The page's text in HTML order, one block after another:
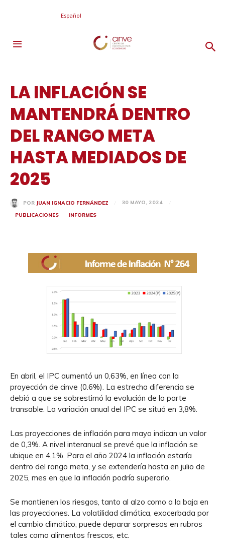
Español
LA INFLACIÓN SE
MANTENDRÁ DENTRO
DEL RANGO META
HASTA MEDIADOS DE
2025
POR JUAN IGNACIO FERNÁNDEZ
30 MAYO, 2024
PUBLICACIONES
INFORMES
En abril, el IPC aumentó un 0,63%, en línea con la
proyección de cinve (0.6%). La estrecha diferencia se
debió a que se sobrestimó la evolución de la parte
transable. La variación anual del IPC se situó en 3,8%.
Las proyecciones de inflación para mayo indican un valor
de 0,3%. A nivel interanual se prevé que la inflación se
ubique en 4,1%. Para el año 2024 la inflación estaría
dentro del rango meta, y se extendería hasta en julio de
2025, mes en que la inflación podría superarlo.
Se mantienen los riesgos, tanto al alzo como a la baja en
las proyecciones. La volatilidad climática, exacerbada por
el cambio climático, puede deparar sorpresas en rubros
tales como alimentos frescos, etc.